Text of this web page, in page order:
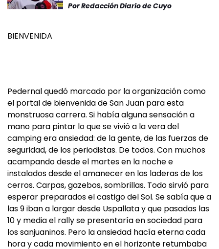
PorRedacción Diario de Cuyo
BIENVENIDA
Pedernal quedó marcado por la organización como
el portal de bienvenida de San Juan para esta
monstruosa carrera. Si había alguna sensación a
mano para pintar lo que se vivió a la vera del
camping era ansiedad: de la gente, de las fuerzas de
seguridad, de los periodistas. De todos. Con muchos
acampando desde el martes en la noche e
instalados desde el amanecer en las laderas de los
cerros. Carpas, gazebos, sombrillas. Todo sirvió para
esperar preparados el castigo del Sol. Se sabía que a
las 9 iban a largar desde Uspallata y que pasadas las
10 y media el rally se presentaría en sociedad para
los sanjuaninos. Pero la ansiedad hacía eterna cada
hora y cada movimiento en el horizonte retumbaba